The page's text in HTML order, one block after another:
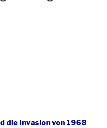
die Invasion von 1968